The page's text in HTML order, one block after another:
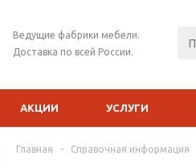
Ведущие фабрики мебели.
Доставка по всей России.
АКЦИИ УСЛУГИ
Главная - Справочная информация